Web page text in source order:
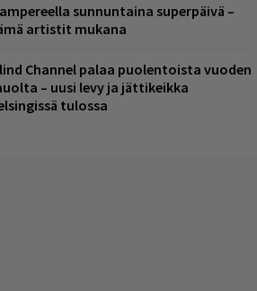
sunnuntaina superpäivä –
artistit mukana
Channel palaa puolentoista vuoden
– uusi levy ja jättikeikka
tulossa